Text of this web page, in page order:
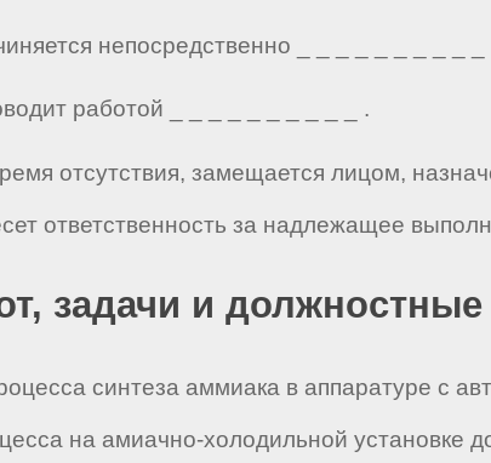
непосредственно _ _ _ _ _ _ _ _ _ _
работой _ _ _ _ _ _ _ _ _ _ .
отсутствия, замещается лицом,
ответственность за надлежащее
задачи и
синтеза аммиака в аппаратуре с
на амиачно-холодильной установке